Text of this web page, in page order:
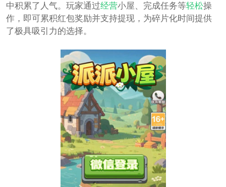
中积累了人气。玩家通过经营小屋、完成任务等轻松操
作，即可累积红包奖励并支持提现，为碎片化时间提供
了极具吸引力的选择。